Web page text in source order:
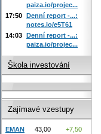
paiza.io/projec...
17:50 Denní report -...:
notes.io/e5T61
14:03 Denní report -...:
paiza.io/projec...
Škola investování
Zajímavé vzestupy
EMAN 43,00
+7,50